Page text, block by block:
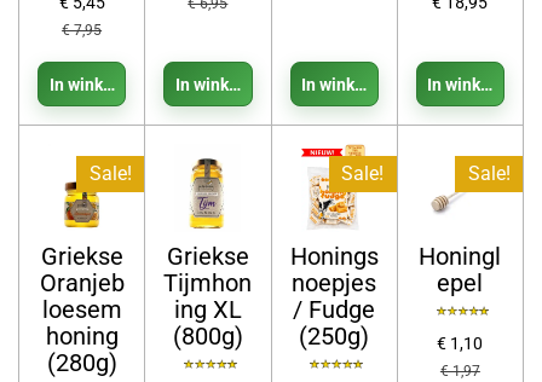
€ 7,95
In winkelwagen
€ 6,95
In winkelwagen In winkelwagen In
Sale!
Griekse
Oranjeb
loesem
honing
(280g)
Griekse
Tijmhon
ing XL
(800g)
Sale!
Honings
noepjes
/ Fudge
(250g)
Sale!
Honingl
epel
€ 1,10
€ 1,97